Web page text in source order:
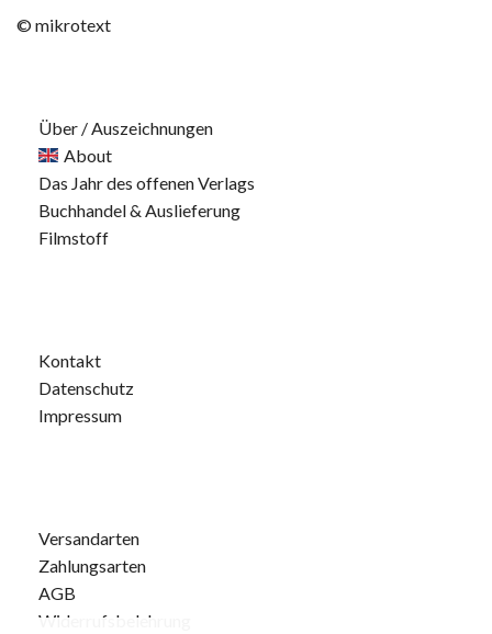
© mikrotext
Über / Auszeichnungen
About
Das Jahr des offenen Verlags
Buchhandel & Auslieferung
Filmstoff
Kontakt
Datenschutz
Impressum
Versandarten
Zahlungsarten
AGB
Widerrufsbelehrung